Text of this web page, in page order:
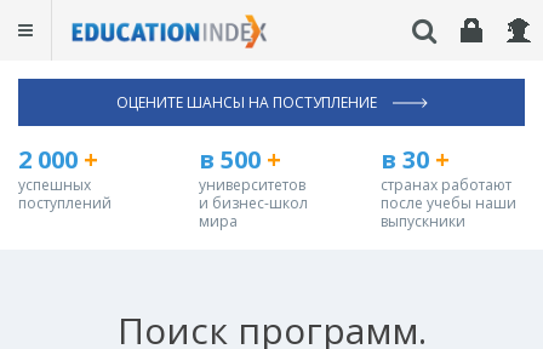
ОЦЕНИТЕ ШАНСЫ НА ПОСТУПЛЕНИЕ
2 000 +
успешных
поступлений
в 500 +
университетов
и бизнес-школ
мира
в 30+
странах работают
после учебы наши
выпускники
Поиск программ.